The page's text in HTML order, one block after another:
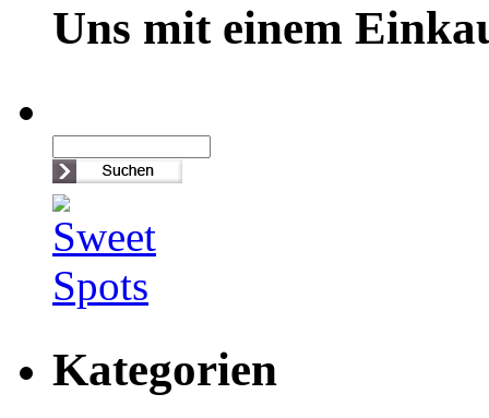
Uns mit einem
Kategorien